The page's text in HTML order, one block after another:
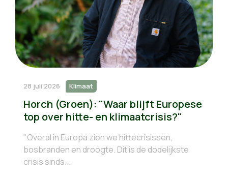
28 juli 2026 Klimaat
Horch (Groen): "Waar blijft Europese
top over hitte- en klimaatcrisis?"
"Overal in Europa zien we hittecrisissen,
bosbranden en droogte. Dit is de dodelijkste
crisis sinds...